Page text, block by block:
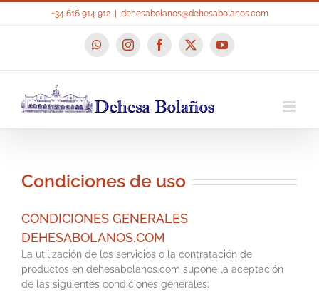
+34 616 914 912 dehesabolanos@dehesabolanos.com
WhatsAppInstagramFacebook
X YouTube
Condiciones de uso
CONDICIONES GENERALES
DEHESABOLANOS.COM
La utilización de los servicios o la contratación de
productos en dehesabolanos.com supone la aceptación
de las siguientes condiciones generales: